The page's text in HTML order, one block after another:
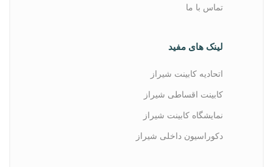
تماس با ما
لینک های مفید
اتحادیه کابینت شیراز
کابینت اقساطی شیراز
نمایشگاه کابینت شیراز
دکوراسیون داخلی شیراز